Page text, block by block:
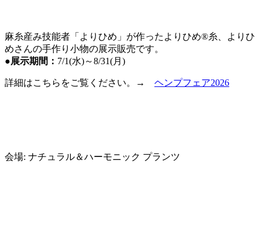
麻糸産み技能者「よりひめ」が作ったよりひめ®糸、よりひ
めさんの手作り小物の展示販売です。
●展示期間： 7/1(水)～8/31(月)
詳細はこちらをご覧ください。→ ヘンプフェア2026
会場: ナチュラル＆ハーモニック プランツ